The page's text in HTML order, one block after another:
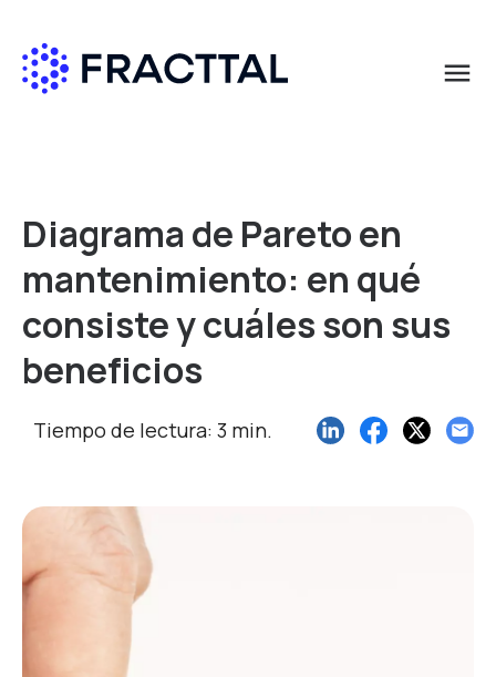
menu
Diagrama de Pareto en
mantenimiento: en qué
consiste y cuáles son sus
beneficios
Tiempo de lectura: 3 min.